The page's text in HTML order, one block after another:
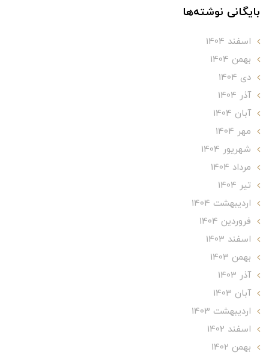
بایگانی نوشته‌ها
اسفند 1404
بهمن 1404
دی 1404
آذر 1404
آبان 1404
مهر 1404
شهریور 1404
مرداد 1404
تير 1404
ارديبهشت 1404
فروردین 1404
اسفند 1403
بهمن 1403
آذر 1403
آبان 1403
ارديبهشت 1403
اسفند 1402
بهمن 1402